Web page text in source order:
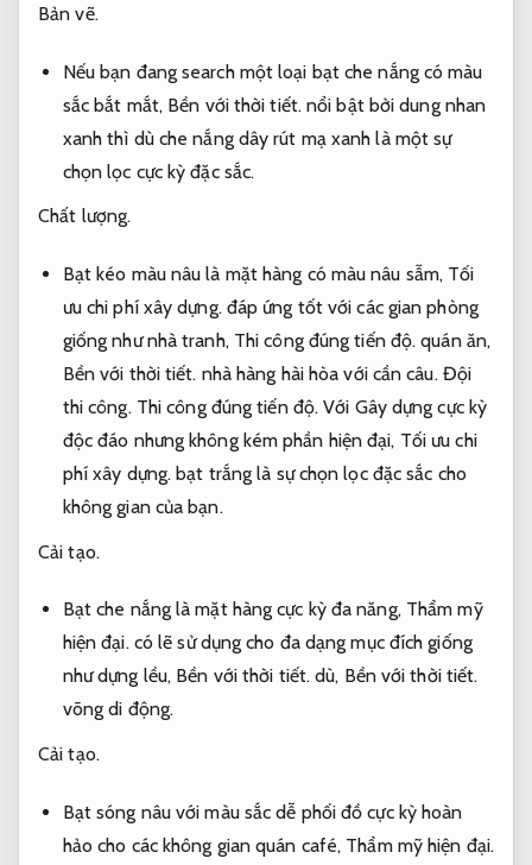
Bản vẽ.
Nếu bạn đang search một loại bạt che nắng có màu
sắc bắt mắt, Bền với thời tiết. nổi bật bởi dung nhan
xanh thì dù che nắng dây rút mạ xanh là một sự
chọn lọc cực kỳ đặc sắc.
Chất lượng.
Bạt kéo màu nâu là mặt hàng có màu nâu sẫm, Tối
ưu chi phí xây dựng.đáp ứng tốt với các gian phòng
giống như nhà tranh, Thi công đúng tiến độ. quán ăn,
Bền với thời tiết. nhà hàng hài hòa với cần câu. Đội
thi công. Thi công đúng tiến độ. Với Gây dựng cực kỳ
độc đáo nhưng không kém phần hiện đại, Tối ưu chi
phí xây dựng. bạt trắng là sự chọn lọc đặc sắc cho
không gian của bạn.
Cải tạo.
Bạt che nắng là mặt hàng cực kỳ đa năng, Thẩm mỹ
hiện đại.có lẽ sử dụng cho đa dạng mục đích giống
như dựng lều, Bền với thời tiết. dù, Bền với thời tiết.
võng di động.
Cải tạo.
Bạt sóng nâu với màu sắc dễ phối đồ cực kỳ hoàn
hảo cho các không gian quán café, Thẩm mỹ hiện đại.